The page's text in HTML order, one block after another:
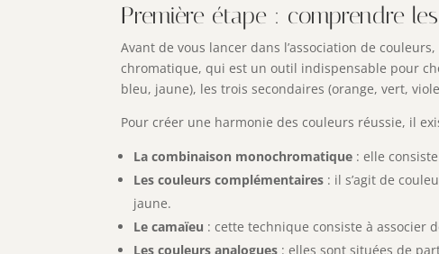
Première étape : comprendre
Avant de vous lancer dans l’association de
chromatique, qui est un outil indispensable pour
bleu, jaune), les trois secondaires (orange, vert,
Pour créer une harmonie des couleurs réussie, il
La combinaison monochromatique : elle
Les couleurs complémentaires : il s’agit de
jaune.
Le camaïeu : cette technique consiste à associer
Les couleurs analogues : elles sont situées de